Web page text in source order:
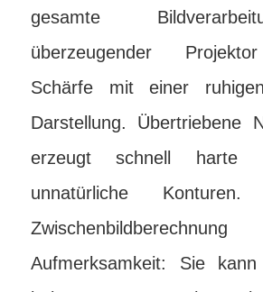
gesamte
überzeugender
Schärfe mit einer
Darstellung. Übertriebene
erzeugt schnell harte
unnatürliche
Aufmerksamkeit: Sie kann